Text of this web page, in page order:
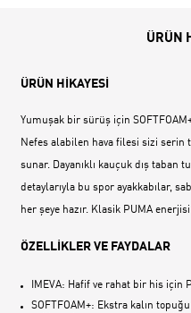
ÜRÜN
ÜRÜN HİKAYESİ
Yumuşak bir sürüş için
Nefes alabilen hava filesi sizi serin
sunar. Dayanıklı kauçuk dış taban
detaylarıyla bu spor ayakkabılar,
her şeye hazır. Klasik PUMA
ÖZELLİKLER VE FAYDALAR
IMEVA: Hafif ve rahat bir his için
SOFTFOAM+: Ekstra kalın